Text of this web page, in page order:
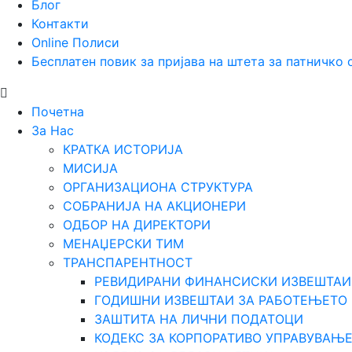
Блог
Контакти
Online Полиси
Бесплатен повик за пријава на штета за патничко
Почетна
За Нас
КРАТКА ИСТОРИЈА
МИСИЈА
ОРГАНИЗАЦИОНА СТРУКТУРА
СОБРАНИЈА НА АКЦИОНЕРИ
ОДБОР НА ДИРЕКТОРИ
МЕНАЏЕРСКИ ТИМ
ТРАНСПАРЕНТНОСТ
РЕВИДИРАНИ ФИНАНСИСКИ ИЗВЕШТАИ
ГОДИШНИ ИЗВЕШТАИ ЗА РАБОТЕЊЕТО
ЗАШТИТА НА ЛИЧНИ ПОДАТОЦИ
КОДЕКС ЗА КОРПОРАТИВО УПРАВУВАЊЕ